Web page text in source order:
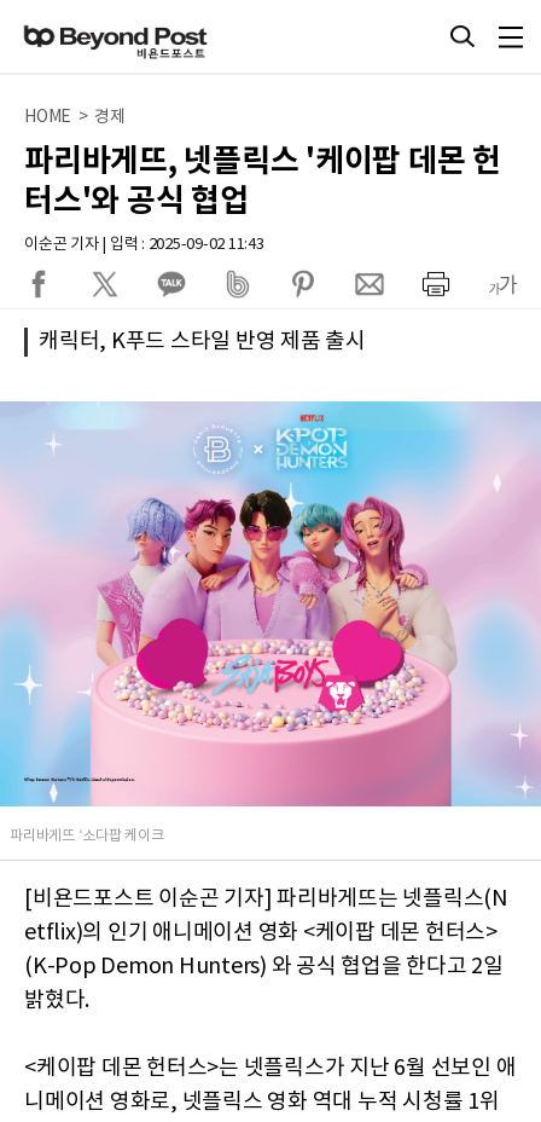
HOME > 경제
파리바게뜨, 넷플릭스 '케이팝 데몬 헌
터스'와 공식 협업
이순곤 기자 | 입력 : 2025-09-02 11:43
캐릭터, K푸드 스타일 반영 제품 출시
파리바게뜨 ‘소다팝 케이크
[비욘드포스트 이순곤 기자] 파리바게뜨는 넷플릭스(N
etflix)의 인기 애니메이션 영화 <케이팝 데몬 헌터스>
(K-Pop Demon Hunters) 와 공식 협업을 한다고 2일
밝혔다.
<케이팝 데몬 헌터스>는 넷플릭스가 지난 6월 선보인 애
니메이션 영화로, 넷플릭스 영화 역대 누적 시청률 1위